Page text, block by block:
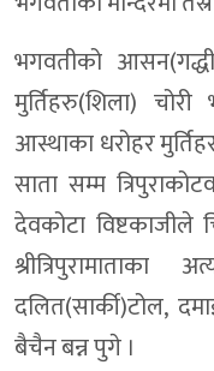
भगवतीको
मुर्तिहरु(शिला)
आस्थाका धरोहर
साता सम्म
देवकोटा विष्टकाजीले
दलित(सार्की)टोल,
बैचैन बन्न पुगे ।